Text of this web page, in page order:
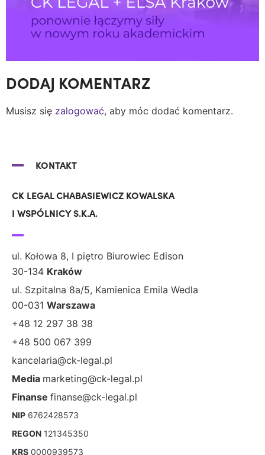
DODAJ KOMENTARZ
Musisz się zalogować, aby móc dodać komentarz.
KONTAKT
CK LEGAL CHABASIEWICZ KOWALSKA
I WSPÓLNICY S.K.A.
ul. Kołowa 8, I piętro Biurowiec Edison
30-134 Kraków
ul. Szpitalna 8a/5, Kamienica Emila Wedla
00-031 Warszawa
+48 12 297 38 38
+48 500 067 399
kancelaria@ck-legal.pl
Media marketing@ck-legal.pl
Finanse finanse@ck-legal.pl
NIP 6762428573
REGON 121345350
KRS 0000939573